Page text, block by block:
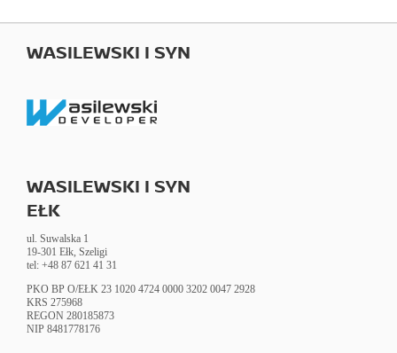
WASILEWSKI I SYN
WASILEWSKI I SYN
EŁK
ul. Suwalska 1
19-301 Ełk, Szeligi
tel: +48 87 621 41 31
PKO BP O/EŁK 23 1020 4724 0000 3202 0047 2928
KRS 275968
REGON 280185873
NIP 8481778176